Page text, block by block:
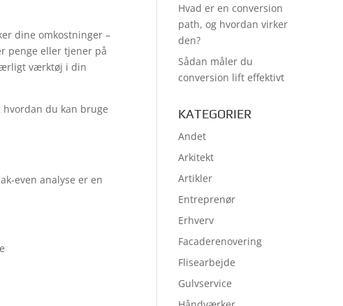
dine omkostninger –
penge eller tjener på
værktøj i din
du kan bruge
even analyse er en
Hvad er en conversion
path, og hvordan virker
den?
Sådan måler du
conversion lift effektivt
KATEGORIER
Andet
Arkitekt
Artikler
Entreprenør
Erhverv
Facaderenovering
Flisearbejde
Gulvservice